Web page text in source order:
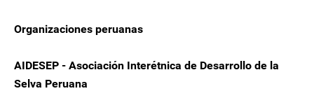
Organizaciones peruanas
AIDESEP - Asociación Interétnica de Desarrollo de la
Selva Peruana